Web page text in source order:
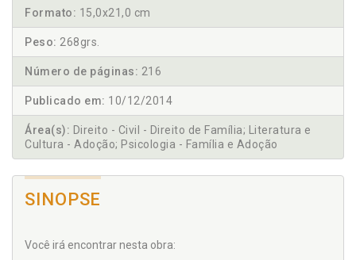
Formato: 15,0x21,0 cm
Peso: 268grs.
Número de páginas: 216
Publicado em: 10/12/2014
Área(s): Direito - Civil - Direito de Família; Literatura e
Cultura - Adoção; Psicologia - Família e Adoção
SINOPSE
Você irá encontrar nesta obra: